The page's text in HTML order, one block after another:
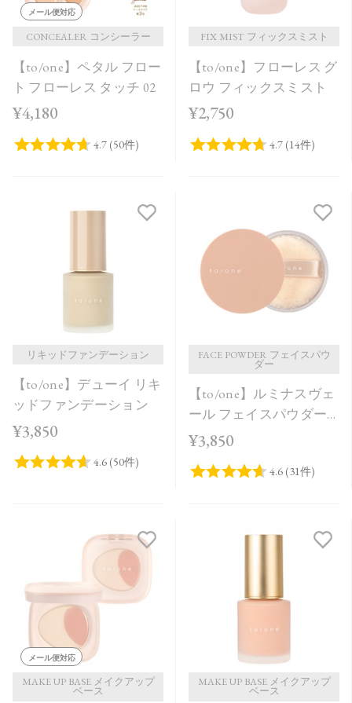
メール便対応
CONCEALER コンシーラー
【to/one】ペタル フロー
ト フローレス タッチ 02
¥4,180
FIX MIST フィックスミスト
【to/one】フローレス グ
ロウ フィックスミスト
¥2,750
リキッドファンデーション
【to/one】デューイ リキ
ッドファンデーション
¥3,850
FACE POWDER フェイスパウ
ダー
【to/one】ルミナスヴェ
ール フェイスパウダー
＜全2色＞
¥3,850
メール便対応
MAKE UP BASE メイクアップ
ベース
MAKE UP BASE メイクアップ
ベース